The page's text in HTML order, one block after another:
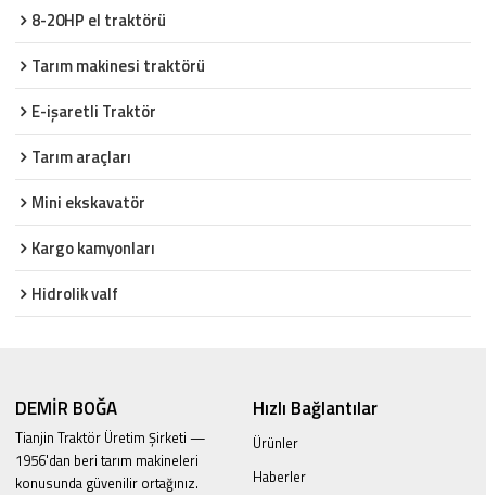
8-20HP el traktörü
Tarım makinesi traktörü
E-işaretli Traktör
Tarım araçları
Mini ekskavatör
Kargo kamyonları
Hidrolik valf
DEMİR BOĞA
Tianjin Traktör Üretim Şirketi —
1956'dan beri tarım makineleri
konusunda güvenilir ortağınız.
Hızlı Bağlantılar
Ürünler
Haberler